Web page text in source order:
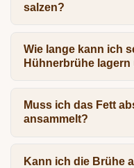
salzen?
Wie lange kann ich
Hühnerbrühe
Muss ich das Fett
ansammelt?
Kann ich die Brühe